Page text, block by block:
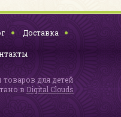
Доставка
товаров для детей
в Digital Clouds